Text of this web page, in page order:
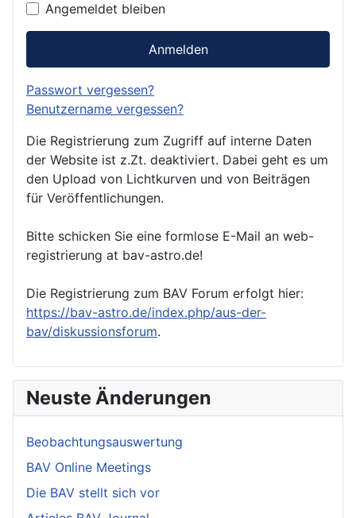
Angemeldet bleiben
Anmelden
Passwort vergessen?
Benutzername vergessen?
Die Registrierung zum Zugriff auf interne Daten
der Website ist z.Zt. deaktiviert. Dabei geht es um
den Upload von Lichtkurven und von Beiträgen
für Veröffentlichungen.
Bitte schicken Sie eine formlose E-Mail an web-
registrierung at bav-astro.de!
Die Registrierung zum BAV Forum erfolgt hier:
https://bav-astro.de/index.php/aus-der-
bav/diskussionsforum.
Neuste Änderungen
Beobachtungsauswertung
BAV Online Meetings
Die BAV stellt sich vor